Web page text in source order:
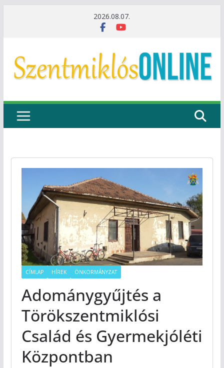
2026.08.07.
CÍMLAP HÍREK ÖNKORMÁNYZAT
Adománygyűjtés a
Törökszentmiklósi
Család és Gyermekjóléti
Központban